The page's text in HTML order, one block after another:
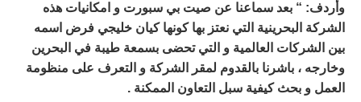
وأردف: “ بعد سماعنا عن صيت بي سبورت و امكانيات هذه
الشركة البحرينية التي نعتز بها كونها كيان خليجي فرض اسمه
بين الشركات ‎العالمية و التي تحضى بسمعة طيبة في البحرين
وخارجه ، باشرنا بالقدوم لمقر الشركة و التعرف على منظومة
العمل و بحث كيفية سبل التعاون الممكنة .